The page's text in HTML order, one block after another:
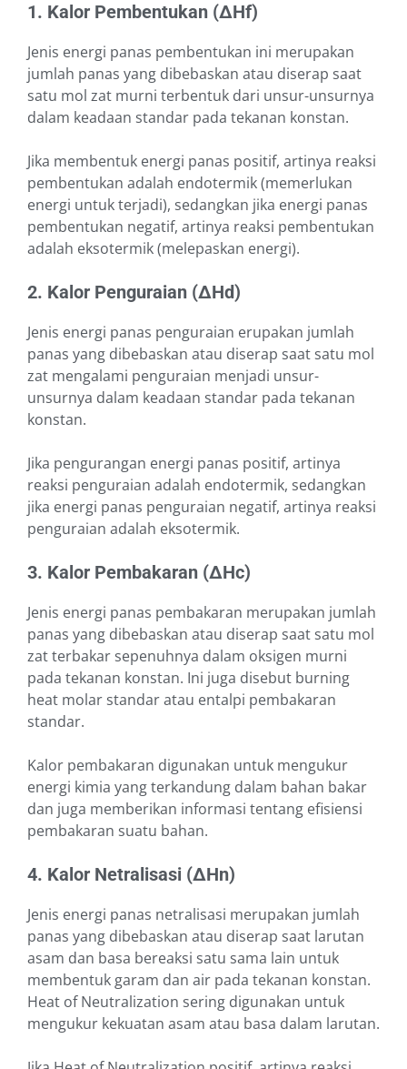
1. Kalor Pembentukan (∆Hf)
Jenis energi panas pembentukan ini merupakan
jumlah panas yang dibebaskan atau diserap saat
satu mol zat murni terbentuk dari unsur-unsurnya
dalam keadaan standar pada tekanan konstan.
Jika membentuk energi panas positif, artinya reaksi
pembentukan adalah endotermik (memerlukan
energi untuk terjadi), sedangkan jika energi panas
pembentukan negatif, artinya reaksi pembentukan
adalah eksotermik (melepaskan energi).
2. Kalor Penguraian (∆Hd)
Jenis energi panas penguraian erupakan jumlah
panas yang dibebaskan atau diserap saat satu mol
zat mengalami penguraian menjadi unsur-
unsurnya dalam keadaan standar pada tekanan
konstan.
Jika pengurangan energi panas positif, artinya
reaksi penguraian adalah endotermik, sedangkan
jika energi panas penguraian negatif, artinya reaksi
penguraian adalah eksotermik.
3. Kalor Pembakaran (∆Hc)
Jenis energi panas pembakaran merupakan jumlah
panas yang dibebaskan atau diserap saat satu mol
zat terbakar sepenuhnya dalam oksigen murni
pada tekanan konstan. Ini juga disebut burning
heat molar standar atau entalpi pembakaran
standar.
Kalor pembakaran digunakan untuk mengukur
energi kimia yang terkandung dalam bahan bakar
dan juga memberikan informasi tentang efisiensi
pembakaran suatu bahan.
4. Kalor Netralisasi (∆Hn)
Jenis energi panas netralisasi merupakan jumlah
panas yang dibebaskan atau diserap saat larutan
asam dan basa bereaksi satu sama lain untuk
membentuk garam dan air pada tekanan konstan.
Heat of Neutralization sering digunakan untuk
mengukur kekuatan asam atau basa dalam larutan.